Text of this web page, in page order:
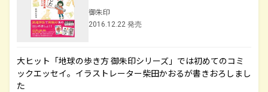
御朱印
2016.12.22 発売
大ヒット「地球の歩き方 御朱印シリーズ」では初めてのコミ
ックエッセイ。イラストレーター柴田かおるが書きおろしまし
た